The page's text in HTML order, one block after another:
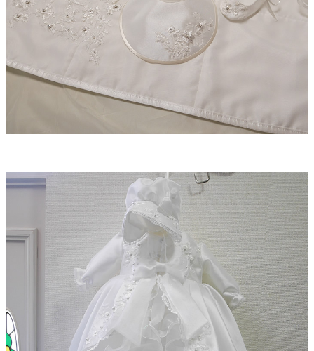
【ドレスリメイク】レースのベビードレスと1/4ミニ
チュアドレス
【ドレスリメイク】ラビットペアのドレス＆タキシ
ード
【ドレスリメイク】セレモニーバッグ＆ポーチ
【ドレスリメイク】ダッフィーとシェリーメイのウ
ェディングドレス
【ドレスリメイク】豪華レースのミニチュアドレス
【ドレスリメイク】オーバードレス付きのベビード
レス
【ドレスリメイク】バッグ＆ポーチとフォトスタン